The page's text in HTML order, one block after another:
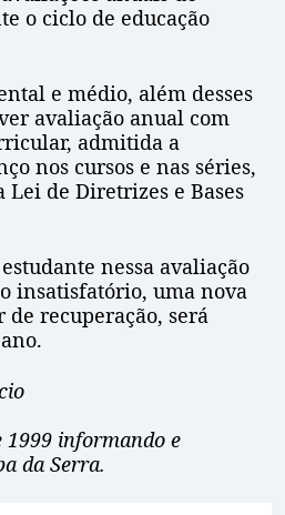
o ciclo de educação
e médio, além desses
avaliação anual com
admitida a
nos cursos e nas séries,
de Diretrizes e Bases
nessa avaliação
insatisfatório, uma nova
de recuperação, será
1999 informando e
da Serra.